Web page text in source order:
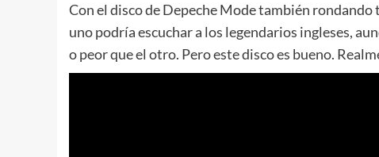
Con el disco de Depeche Mode también
uno podría escuchar a los legendarios ingleses,
o peor que el otro. Pero este disco es bueno.